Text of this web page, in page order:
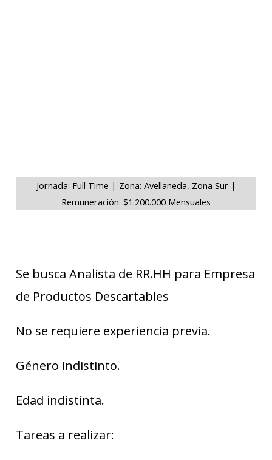
Jornada: Full Time | Zona: Avellaneda, Zona Sur |
Remuneración: $1.200.000 Mensuales
Se busca Analista de RR.HH para Empresa
de Productos Descartables
No se requiere experiencia previa.
Género indistinto.
Edad indistinta.
Tareas a realizar: